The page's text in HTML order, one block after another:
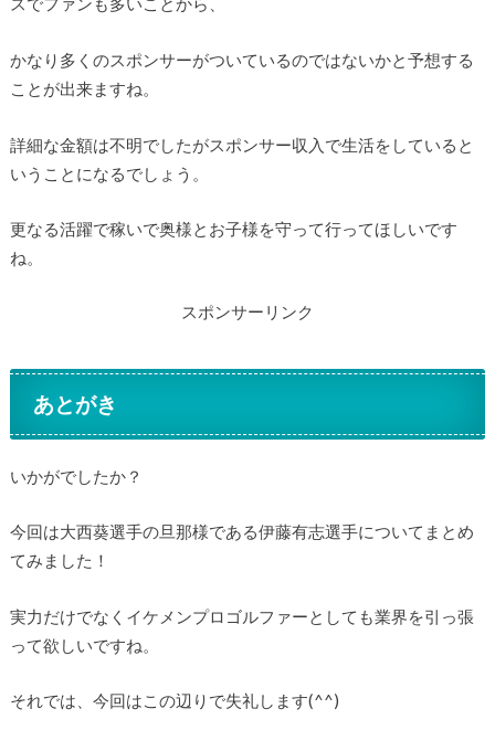
かなり多くのスポンサーがついているのではないかと予想する
ことが出来ますね。
詳細な金額は不明でしたがスポンサー収入で生活をしていると
いうことになるでしょう。
更なる活躍で稼いで奥様とお子様を守って行ってほしいです
ね。
スポンサーリンク
あとがき
いかがでしたか？
今回は大西葵選手の旦那様である伊藤有志選手についてまとめ
てみました！
実力だけでなくイケメンプロゴルファーとしても業界を引っ張
って欲しいですね。
それでは、今回はこの辺りで失礼します(^^)